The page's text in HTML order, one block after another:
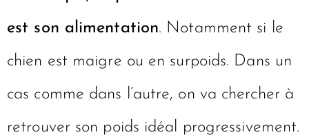
est son alimentation. Notamment si le
chien est maigre ou en surpoids. Dans un
cas comme dans l’autre, on va chercher à
retrouver son poids idéal progressivement.